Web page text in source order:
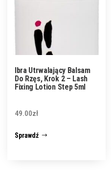
Ibra Utrwalający Balsam
Do Rzęs, Krok 2 – Lash
Fixing Lotion Step 5ml
49.00zł
Sprawdź